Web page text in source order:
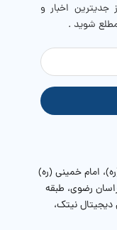
اخبار و
مطلع شوید .
امام خمینی (ره)
رضوی، طبقه
دیجیتال نیتک،